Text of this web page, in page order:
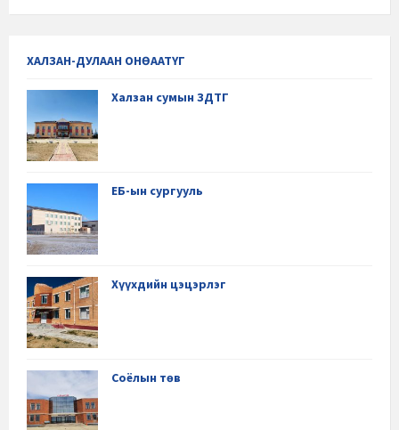
ХАЛЗАН-ДУЛААН ОНӨААТҮГ
Халзан сумын ЗДТГ
ЕБ-ын сургууль
Хүүхдийн цэцэрлэг
Соёлын төв